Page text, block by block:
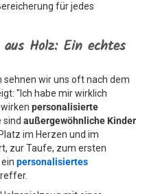
für jedes
aus Holz: Ein echtes
sehnen wir uns oft nach dem
"Ich habe mir wirklich
personalisierte
sind außergewöhnliche Kinder
im Herzen und im
zur Taufe, zum ersten
personalisiertes